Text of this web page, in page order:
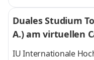
Duales Studium
A.) am virtuellen
mbH & Co. KG
IU Internationale